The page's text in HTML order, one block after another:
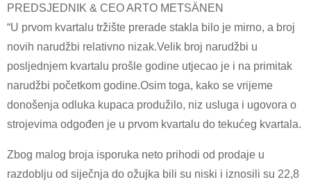
PREDSJEDNIK & CEO ARTO METSÄNEN
“U prvom kvartalu tržište prerade stakla bilo je mirno, a broj
novih narudžbi relativno nizak.Velik broj narudžbi u
posljednjem kvartalu prošle godine utjecao je i na primitak
narudžbi početkom godine.Osim toga, kako se vrijeme
donošenja odluka kupaca produžilo, niz usluga i ugovora o
strojevima odgođen je u prvom kvartalu do tekućeg kvartala.
Zbog malog broja isporuka neto prihodi od prodaje u
razdoblju od siječnja do ožujka bili su niski i iznosili su 22,8